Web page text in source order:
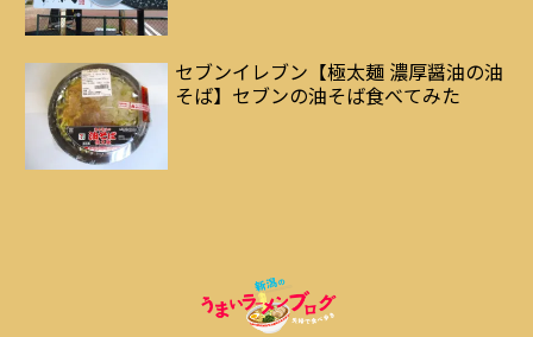
セブンイレブン【極太麺 濃厚醤油の油
そば】セブンの油そば食べてみた